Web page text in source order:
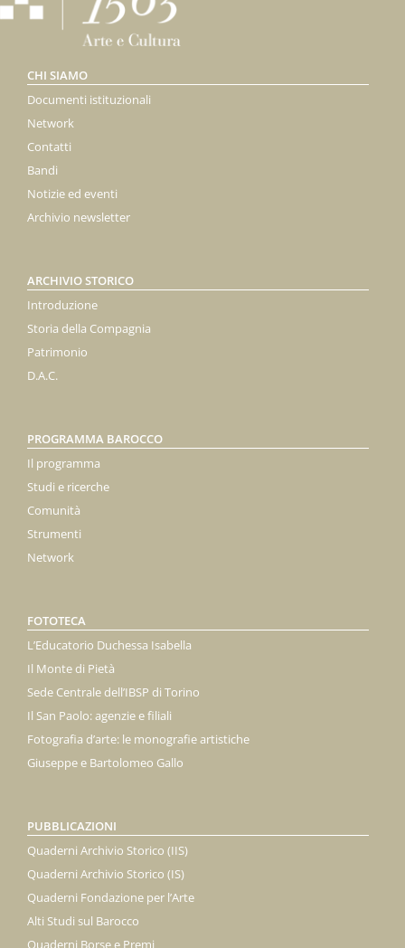
CHI SIAMO
Documenti istituzionali
Network
Contatti
Bandi
Notizie ed eventi
Archivio newsletter
ARCHIVIO STORICO
Introduzione
Storia della Compagnia
Patrimonio
D.A.C.
PROGRAMMA BAROCCO
Il programma
Studi e ricerche
Comunità
Strumenti
Network
FOTOTECA
L’Educatorio Duchessa Isabella
Il Monte di Pietà
Sede Centrale dell’IBSP di Torino
Il San Paolo: agenzie e filiali
Fotografia d’arte: le monografie artistiche
Giuseppe e Bartolomeo Gallo
PUBBLICAZIONI
Quaderni Archivio Storico (IIS)
Quaderni Archivio Storico (IS)
Quaderni Fondazione per l’Arte
Alti Studi sul Barocco
Quaderni Borse e Premi